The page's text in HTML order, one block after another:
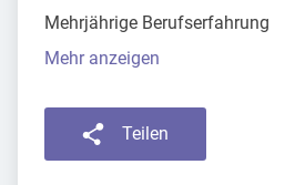
Mehrjährige Berufserfahrung
Mehr anzeigen
Teilen